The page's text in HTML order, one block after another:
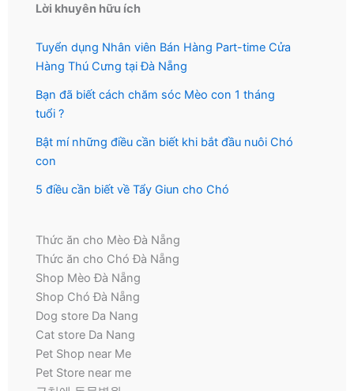
Lời khuyên hữu ích
Tuyển dụng Nhân viên Bán Hàng Part-time Cửa
Hàng Thú Cưng tại Đà Nẵng
Bạn đã biết cách chăm sóc Mèo con 1 tháng
tuổi ?
Bật mí những điều cần biết khi bắt đầu nuôi Chó
con
5 điều cần biết về Tẩy Giun cho Chó
Thức ăn cho Mèo Đà Nẵng
Thức ăn cho Chó Đà Nẵng
Shop Mèo Đà Nẵng
Shop Chó Đà Nẵng
Dog store Da Nang
Cat store Da Nang
Pet Shop near Me
Pet Store near me